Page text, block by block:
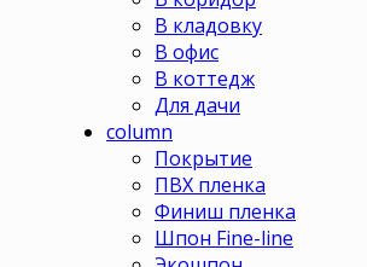
В кладовку
В офис
В коттедж
Для дачи
column
Покрытие
ПВХ пленка
Финиш пленка
Шпон Fine-line